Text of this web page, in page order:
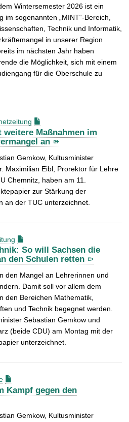
Wintersemester 2026 ist ein
sogenannten „MINT“-Bereich,
Technik und Informatik,
in unserer Region
im nächsten Jahr haben
die Möglichkeit, sich mit einem
für die Oberschule zu
weitere Maßnahmen im
an
Gemkow, Kultusminister
Maximilian Eibl, Prorektor für Lehre
Chemnitz, haben am 11.
zur Stärkung der
an der TUC unterzeichnet.
So will Sachsen die
den Schulen retten
den Mangel an Lehrerinnen und
Damit soll vor allem dem
den Bereichen Mathematik,
und Technik begegnet werden.
Sebastian Gemkow und
(beide CDU) am Montag mit der
unterzeichnet.
Kampf gegen den
Gemkow, Kultusminister